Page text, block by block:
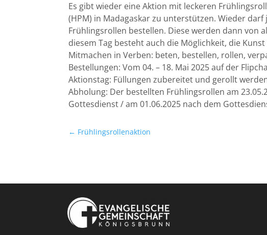
Es gibt wieder eine Aktion mit leckeren
(HPM) in Madagaskar zu unterstützen. Wieder
Frühlingsrollen bestellen. Diese werden dann von
diesem Tag besteht auch die Möglichkeit, die
Mitmachen in Verben: beten, bestellen, rollen,
Bestellungen: Vom 04. – 18. Mai 2025 auf der
Aktionstag: Füllungen zubereitet und gerollt
Abholung: Der bestellten Frühlingsrollen am
Gottesdienst / am 01.06.2025 nach dem
← Frühlingsrollenaktion